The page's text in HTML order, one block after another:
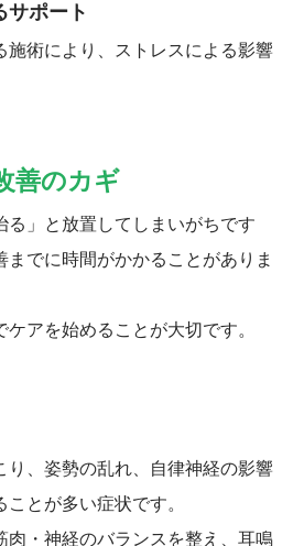
サポート
施術により、ストレスによる影響
善のカギ
る」と放置してしまいがちです
までに時間がかかることがありま
アを始めることが大切です。
り、姿勢の乱れ、自律神経の影響
とが多い症状です。
肉・神経のバランスを整え、耳鳴